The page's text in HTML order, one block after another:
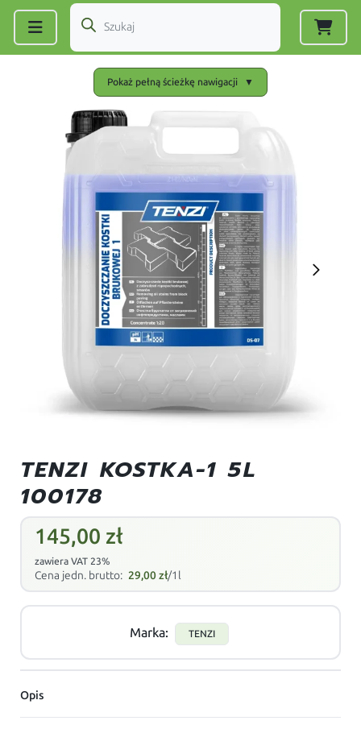
Pokaż pełną ścieżkę nawigacji ▼
TENZI KOSTKA-1 5L
100178
145,00 zł
zawiera VAT 23%
Cena jedn. brutto: 29,00zł/1l
Marka: TENZI
Opis